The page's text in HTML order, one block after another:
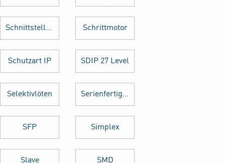
Schnittstellenkarte Schrittmotor
Schutzart IP SDIP 27 Level
Selektivlöten Serienfertigung
SFP Simplex
Slave SMD